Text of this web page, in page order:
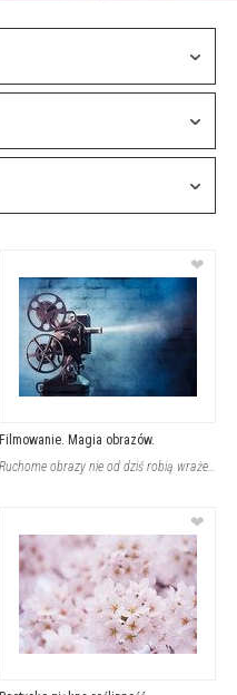
❤
Filmowanie. Magia obrazów.
Ruchome obrazy nie od dziś robią wrażenie na odbiorcach. Pierwsze filmy budziły
❤